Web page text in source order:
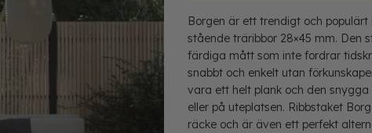
Borgen är ett trendigt och
stående träribbor 28×45 mm. Den
färdiga mått som inte fordrar
snabbt och enkelt utan
vara ett helt plank och den
eller på uteplatsen. Ribbstaket
räcke och är även ett perfekt